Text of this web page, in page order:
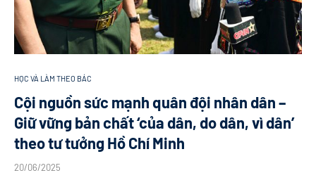
HỌC VÀ LÀM THEO BÁC
Cội nguồn sức mạnh quân đội nhân dân –
Giữ vững bản chất ‘của dân, do dân, vì dân’
theo tư tưởng Hồ Chí Minh
20/06/2025